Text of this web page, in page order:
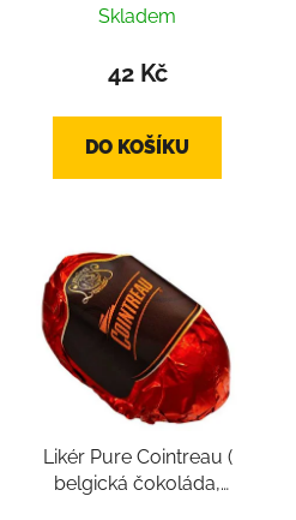
Skladem
42 Kč
DO KOŠÍKU
Likér Pure Cointreau (
belgická čokoláda,